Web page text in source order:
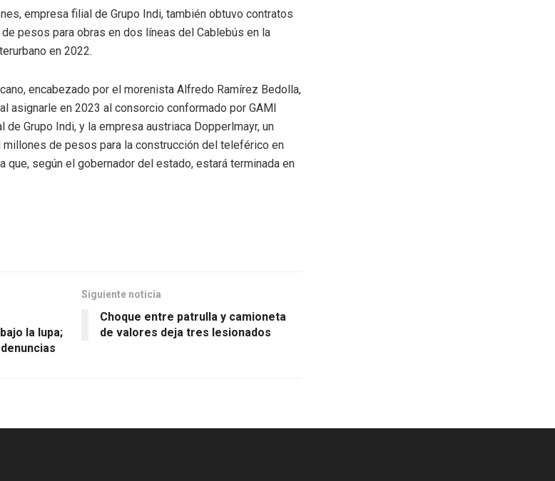
empresa filial de Grupo Indi, también obtuvo contratos
pesos para obras en dos líneas del Cablebús en la
en 2022.
encabezado por el morenista Alfredo Ramírez Bedolla,
asignarle en 2023 al consorcio conformado por GAMI
Grupo Indi, y la empresa austriaca Dopperlmayr, un
de pesos para la construcción del teleférico en
que, según el gobernador del estado, estará terminada en
la lupa;
Siguiente noticia
Choque entre patrulla y camioneta
de valores deja tres lesionados